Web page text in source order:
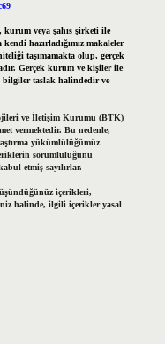
veya şahıs şirketi ile
hazırladığımız makaleler
taşımamakta olup, gerçek
Gerçek kurum ve kişiler ile
bilgiler taslak halindedir ve
ve İletişim Kurumu (BTK)
vermektedir. Bu nedenle,
yükümlülüğümüz
sorumluluğunu
etmiş sayılırlar.
içerikleri,
halinde, ilgili içerikler yasal